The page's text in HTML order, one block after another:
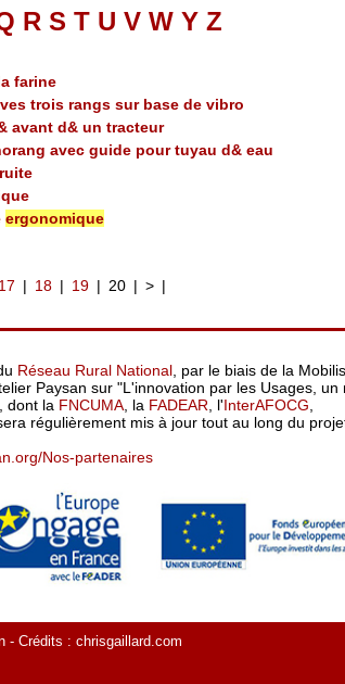
R S T U V W Y Z
farine
trois rangs sur base de vibro
avant d& un tracteur
avec guide pour tuyau d& eau
ergonomique
17 18 19 20 >
Réseau Rural National, par le biais de la
Paysan sur "L'innovation par les Usages, un
dont la FNCUMA, la FADEAR, l'InterAFOCG,
régulièrement mis à jour tout au long du
Nos-partenaires
- Crédits : chrisgaillard.com